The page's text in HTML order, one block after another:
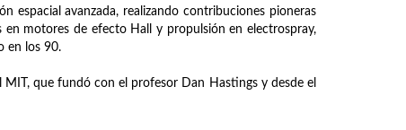
espacial avanzada, realizando contribuciones pioneras
motores de efecto Hall y propulsión en electrospray,
en los 90.
que fundó con el profesor Dan Hastings y desde el